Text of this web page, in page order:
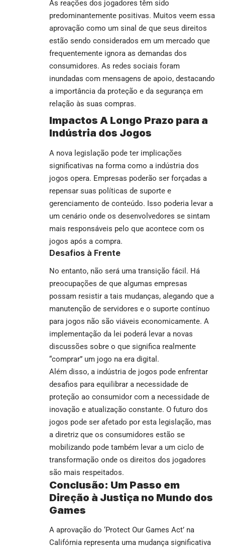
As reações dos jogadores têm sido
predominantemente positivas. Muitos veem essa
aprovação como um sinal de que seus direitos
estão sendo considerados em um mercado que
frequentemente ignora as demandas dos
consumidores. As redes sociais foram
inundadas com mensagens de apoio, destacando
a importância da proteção e da segurança em
relação às suas compras.
Impactos A Longo Prazo para a
Indústria dos Jogos
A nova legislação pode ter implicações
significativas na forma como a indústria dos
jogos opera. Empresas poderão ser forçadas a
repensar suas políticas de suporte e
gerenciamento de conteúdo. Isso poderia levar a
um cenário onde os desenvolvedores se sintam
mais responsáveis pelo que acontece com os
jogos após a compra.
Desafios à Frente
No entanto, não será uma transição fácil. Há
preocupações de que algumas empresas
possam resistir a tais mudanças, alegando que a
manutenção de servidores e o suporte contínuo
para jogos não são viáveis economicamente. A
implementação da lei poderá levar a novas
discussões sobre o que significa realmente
“comprar” um jogo na era digital.
Além disso, a indústria de jogos pode enfrentar
desafios para equilibrar a necessidade de
proteção ao consumidor com a necessidade de
inovação e atualização constante. O futuro dos
jogos pode ser afetado por esta legislação, mas
a diretriz que os consumidores estão se
mobilizando pode também levar a um ciclo de
transformação onde os direitos dos jogadores
são mais respeitados.
Conclusão: Um Passo em
Direção à Justiça no Mundo dos
Games
A aprovação do ‘Protect Our Games Act’ na
Califórnia representa uma mudança significativa